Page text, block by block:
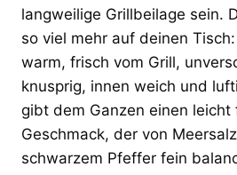
langweilige Grillbeilage sein.
so viel mehr auf deinen
warm, frisch vom Grill,
knusprig, innen weich und
gibt dem Ganzen einen
Geschmack, der von
schwarzem Pfeffer fein